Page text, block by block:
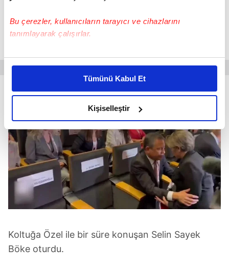
Bu çerezler, kullanıcıların tarayıcı ve cihazlarını
tanımlayarak çalışırlar.
Bu çerezlere izin vermeniz halinde sizlere özel
daha iyi reklam deneyimi yaşatabiliriz. Bunu yaparken
amacımızın size daha iyi bir reklam deneyimi sunmak
olduğunu ve sizlere en iyi içerikleri sunabilmek adına
elimizden gelen çabayı gösterdiğimizi ve bu noktada,
reklamların maliyetlerimizi karşılamak noktasında tek gelir
kalemimiz olduğunu sizlere hatırlatmak isteriz.
Her halükârda, kullanıcılar, bu çerezlere izin vermedikleri
takdirde, kullanıcılara hedefli reklamlar
gösterilmeyecektir."
Sitemizde kendimize ve üçüncü kişilere ait çerezler
kullanılmaktadır. Bu çerezler vasıtasıyla çeşitli kişisel
verileriniz işlenmekte olup gerekli olan çerezler bilgi
Tümünü Kabul Et
Kişiselleştir
KOLTUKTAN İSMİ SÖKÜLDÜ
Kılıçdaroğlu gelmeyince Özgür Özel'in talimatı ile
Koltuğa Özel ile bir süre konuşan Selin Sayek
Böke oturdu.